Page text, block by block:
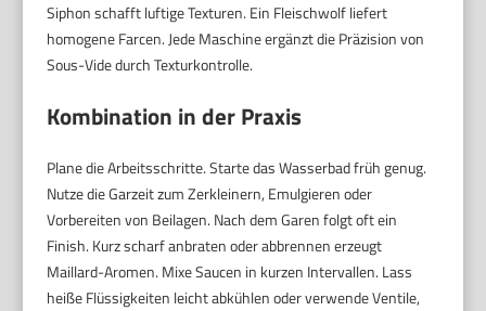
Siphon schafft luftige Texturen. Ein Fleischwolf liefert
homogene Farcen. Jede Maschine ergänzt die Präzision von
Sous-Vide durch Texturkontrolle.
Kombination in der Praxis
Plane die Arbeitsschritte. Starte das Wasserbad früh genug.
Nutze die Garzeit zum Zerkleinern, Emulgieren oder
Vorbereiten von Beilagen. Nach dem Garen folgt oft ein
Finish. Kurz scharf anbraten oder abbrennen erzeugt
Maillard-Aromen. Mixe Saucen in kurzen Intervallen. Lass
heiße Flüssigkeiten leicht abkühlen oder verwende Ventile,